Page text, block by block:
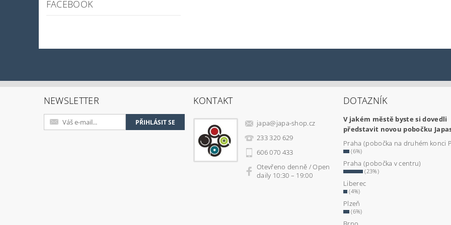
FACEBOOK
NEWSLETTER KONTAKT
japa@japa-shop.cz
233 320 629
606 070 433
Otevřeno denně / Open
daily 10:30 – 19:00
DOTAZNÍK
V jakém městě byste si dovedli
představit novou pobočku
Praha (pobočka na druhém konci
(6%)
Praha (pobočka v centru)
(23%)
Liberec
(4%)
Plzeň
(6%)